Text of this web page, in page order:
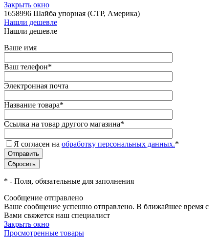
Закрыть окно
1658996 Шайба упорная (CTP, Америка)
Нашли дешевле
Нашли дешевле
Ваше имя
Ваш телефон*
Электронная почта
Название товара*
Ссылка на товар другого магазина*
Я согласен на обработку персональных данных.*
* - Поля, обязательные для заполнения
Сообщение отправлено
Ваше сообщение успешно отправлено. В ближайшее время с
Вами свяжется наш специалист
Закрыть окно
Просмотренные товары